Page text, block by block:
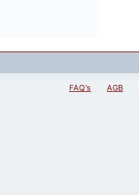
FAQ's AGB